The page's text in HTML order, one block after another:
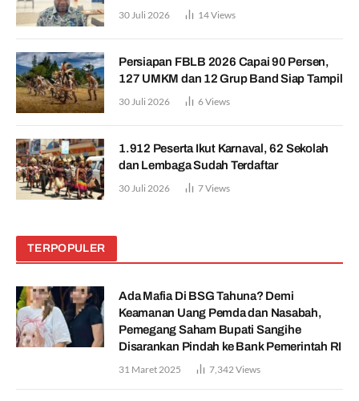
30 Juli 2026 14Views
Persiapan FBLB 2026 Capai 90 Persen,
127 UMKM dan 12 Grup Band Siap Tampil
30 Juli 2026 6Views
1.912 Peserta Ikut Karnaval, 62 Sekolah
dan Lembaga Sudah Terdaftar
30 Juli 2026 7Views
TERPOPULER
Ada Mafia Di BSG Tahuna? Demi
Keamanan Uang Pemda dan Nasabah,
Pemegang Saham Bupati Sangihe
Disarankan Pindah ke Bank Pemerintah RI
31 Maret 2025 7,342Views